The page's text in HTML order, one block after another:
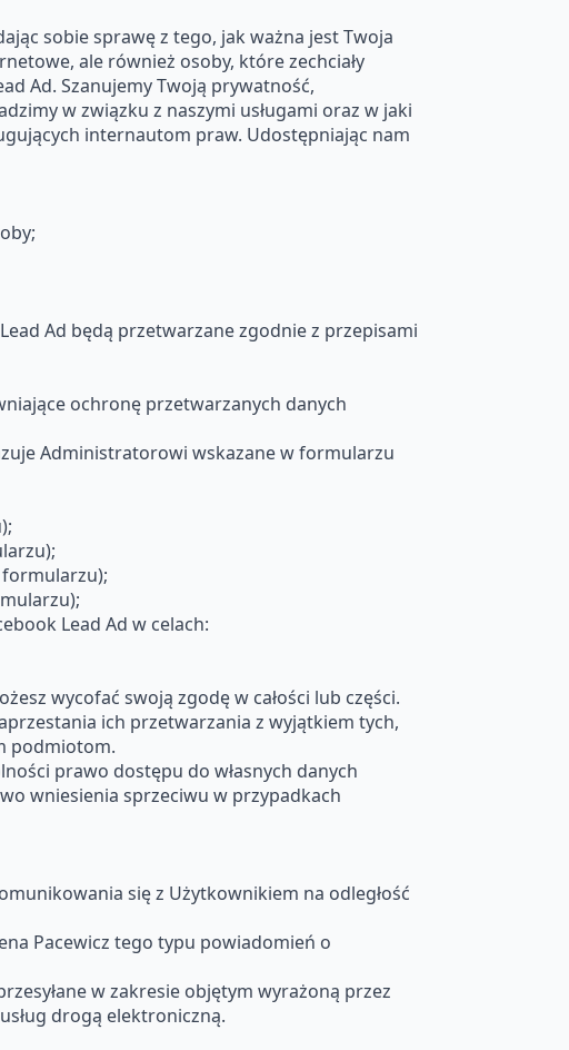
sobie sprawę z tego, jak ważna jest Twoja
ale również osoby, które zechciały
Ad. Szanujemy Twoją prywatność,
w związku z naszymi usługami oraz w jaki
internautom praw. Udostępniając nam
Ad będą przetwarzane zgodnie z przepisami
ochronę przetwarzanych danych
Administratorowi wskazane w formularzu
Lead Ad w celach:
wycofać swoją zgodę w całości lub części.
ich przetwarzania z wyjątkiem tych,
podmiotom.
prawo dostępu do własnych danych
wniesienia sprzeciwu w przypadkach
się z Użytkownikiem na odległość
Pacewicz tego typu powiadomień o
w zakresie objętym wyrażoną przez
drogą elektroniczną.